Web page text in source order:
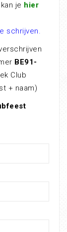
kan je hier
schrijven.
BE91-
Club
+ naam)